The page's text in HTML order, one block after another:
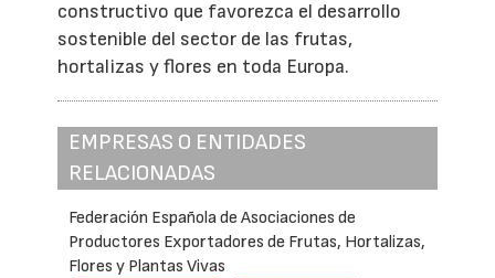
constructivo que favorezca el desarrollo
sostenible del sector de las frutas,
hortalizas y flores en toda Europa.
EMPRESAS O ENTIDADES
RELACIONADAS
Federación Española de Asociaciones de
Productores Exportadores de Frutas, Hortalizas,
Flores y Plantas Vivas